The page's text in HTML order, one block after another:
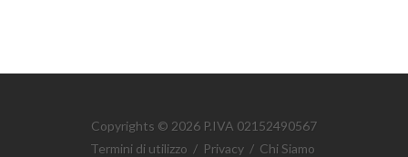
Copyrights © 2026 P.IVA 02152490567
Termini di utilizzo / Privacy / Chi Siamo